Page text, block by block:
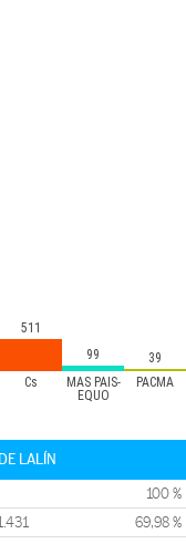
Cs
MÁS PAÍS-
EQUO
PACMA
511
99
39
LALÍN
100 %
69,98 %